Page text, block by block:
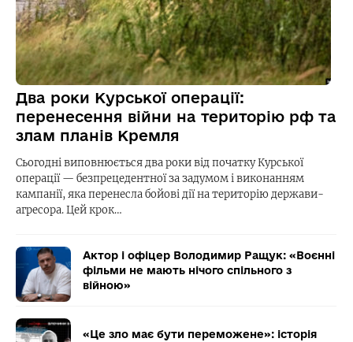
Два роки Курської операції:
перенесення війни на територію рф та
злам планів Кремля
Сьогодні виповнюється два роки від початку Курської
операції — безпрецедентної за задумом і виконанням
кампанії, яка перенесла бойові дії на територію держави-
агресора. Цей крок…
Актор і офіцер Володимир Ращук: «Воєнні
фільми не мають нічого спільного з
війною»
«Це зло має бути переможене»: історія